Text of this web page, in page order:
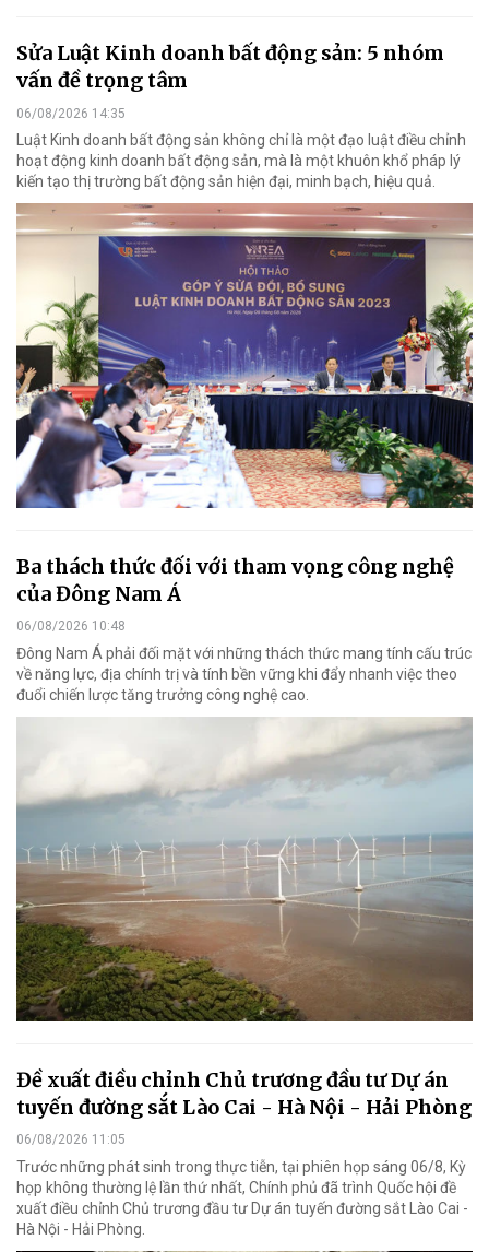
Sửa Luật Kinh doanh bất động sản: 5 nhóm
vấn đề trọng tâm
06/08/2026 14:35
Luật Kinh doanh bất động sản không chỉ là một đạo luật điều chỉnh
hoạt động kinh doanh bất động sản, mà là một khuôn khổ pháp lý
kiến tạo thị trường bất động sản hiện đại, minh bạch, hiệu quả.
Ba thách thức đối với tham vọng công nghệ
của Đông Nam Á
06/08/2026 10:48
Đông Nam Á phải đối mặt với những thách thức mang tính cấu trúc
về năng lực, địa chính trị và tính bền vững khi đẩy nhanh việc theo
đuổi chiến lược tăng trưởng công nghệ cao.
Đề xuất điều chỉnh Chủ trương đầu tư Dự án
tuyến đường sắt Lào Cai - Hà Nội - Hải Phòng
06/08/2026 11:05
Trước những phát sinh trong thực tiễn, tại phiên họp sáng 06/8, Kỳ
họp không thường lệ lần thứ nhất, Chính phủ đã trình Quốc hội đề
xuất điều chỉnh Chủ trương đầu tư Dự án tuyến đường sắt Lào Cai -
Hà Nội - Hải Phòng.